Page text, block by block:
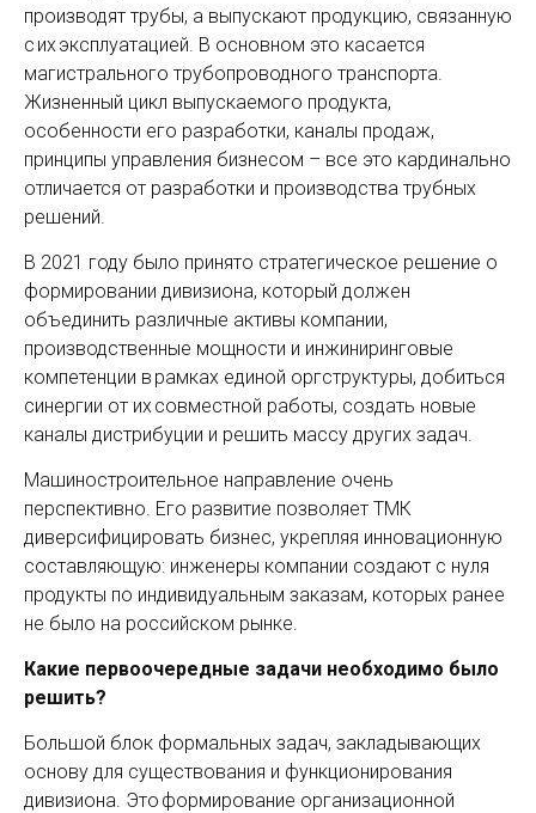
производят трубы, а выпускают продукцию, связанную
с их эксплуатацией. В основном это касается
магистрального трубопроводного транспорта.
Жизненный цикл выпускаемого продукта,
особенности его разработки, каналы продаж,
принципы управления бизнесом – все это кардинально
отличается от разработки и производства трубных
решений.
В 2021 году было принято стратегическое решение о
формировании дивизиона, который должен
объединить различные активы компании,
производственные мощности и инжиниринговые
компетенции в рамках единой оргструктуры, добиться
синергии от их совместной работы, создать новые
каналы дистрибуции и решить массу других задач.
Машиностроительное направление очень
перспективно. Его развитие позволяет ТМК
диверсифицировать бизнес, укрепляя инновационную
составляющую: инженеры компании создают с нуля
продукты по индивидуальным заказам, которых ранее
не было на российском рынке.
Какие первоочередные задачи необходимо было
решить?
Большой блок формальных задач, закладывающих
основу для существования и функционирования
дивизиона. Это формирование организационной